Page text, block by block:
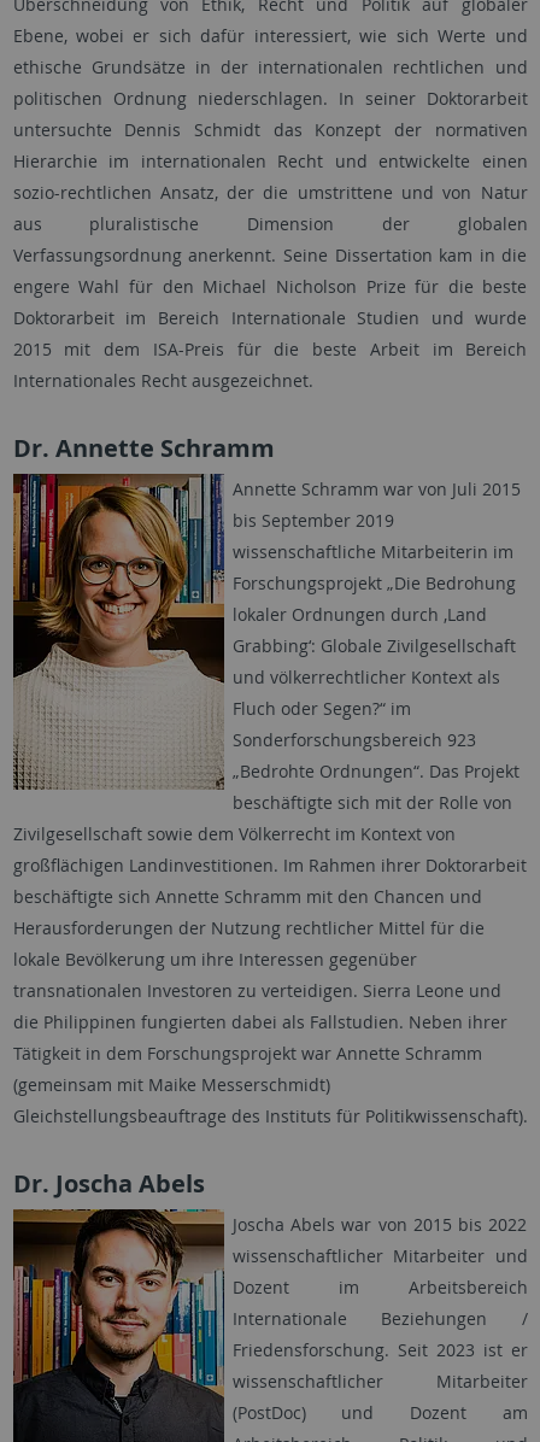
Ebene, wobei er sich dafür interessiert, wie sich Werte und
ethische Grundsätze in der internationalen rechtlichen und
politischen Ordnung niederschlagen. In seiner Doktorarbeit
untersuchte Dennis Schmidt das Konzept der normativen
Hierarchie im internationalen Recht und entwickelte einen
sozio-rechtlichen Ansatz, der die umstrittene und von Natur
aus pluralistische Dimension der globalen
Verfassungsordnung anerkennt. Seine Dissertation kam in die
engere Wahl für den Michael Nicholson Prize für die beste
Doktorarbeit im Bereich Internationale Studien und wurde
2015 mit dem ISA-Preis für die beste Arbeit im Bereich
Internationales Recht ausgezeichnet.
Dr. Annette Schramm
Annette Schramm war von Juli 2015
bis September 2019
wissenschaftliche Mitarbeiterin im
Forschungsprojekt „Die Bedrohung
lokaler Ordnungen durch ‚Land
Grabbing‘: Globale Zivilgesellschaft
und völkerrechtlicher Kontext als
Fluch oder Segen?“ im
Sonderforschungsbereich 923
„Bedrohte Ordnungen“. Das Projekt
beschäftigte sich mit der Rolle von
Zivilgesellschaft sowie dem Völkerrecht im Kontext von
großflächigen Landinvestitionen. Im Rahmen ihrer Doktorarbeit
beschäftigte sich Annette Schramm mit den Chancen und
Herausforderungen der Nutzung rechtlicher Mittel für die
lokale Bevölkerung um ihre Interessen gegenüber
transnationalen Investoren zu verteidigen. Sierra Leone und
die Philippinen fungierten dabei als Fallstudien. Neben ihrer
Tätigkeit in dem Forschungsprojekt war Annette Schramm
(gemeinsam mit Maike Messerschmidt)
Gleichstellungsbeauftrage des Instituts für Politikwissenschaft).
Dr. Joscha Abels
Joscha Abels war von 2015 bis 2022
wissenschaftlicher Mitarbeiter und
Dozent im Arbeitsbereich
Internationale Beziehungen /
Friedensforschung. Seit 2023 ist er
wissenschaftlicher Mitarbeiter
(PostDoc) und Dozent am